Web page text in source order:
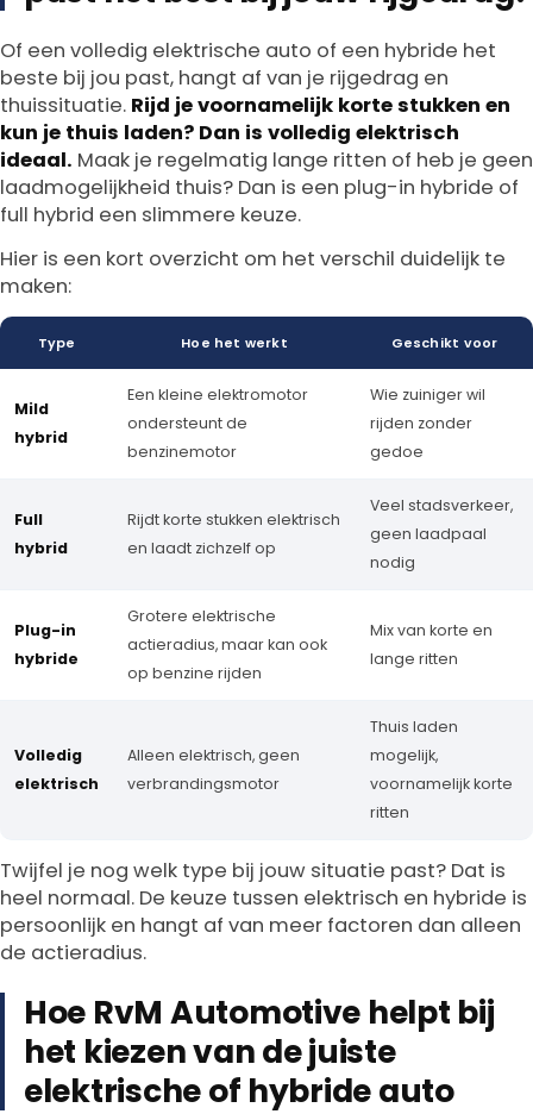
Of een volledig elektrische auto of een hybride het
beste bij jou past, hangt af van je rijgedrag en
thuissituatie. Rijd je voornamelijk korte stukken en
kun je thuis laden? Dan is volledig elektrisch
ideaal. Maak je regelmatig lange ritten of heb je geen
laadmogelijkheid thuis? Dan is een plug-in hybride of
full hybrid een slimmere keuze.
Hier is een kort overzicht om het verschil duidelijk te
maken:
Type Hoe het werkt Geschikt voor
Mild
hybrid
Een kleine elektromotor
ondersteunt de
benzinemotor
Wie zuiniger wil
rijden zonder
gedoe
Full
hybrid
Rijdt korte stukken elektrisch
en laadt zichzelf op
Veel stadsverkeer,
geen laadpaal
nodig
Plug-in
hybride
Grotere elektrische
actieradius, maar kan ook
op benzine rijden
Mix van korte en
lange ritten
Volledig
elektrisch
Alleen elektrisch, geen
verbrandingsmotor
Thuis laden
mogelijk,
voornamelijk korte
ritten
Twijfel je nog welk type bij jouw situatie past? Dat is
heel normaal. De keuze tussen elektrisch en hybride is
persoonlijk en hangt af van meer factoren dan alleen
de actieradius.
Hoe RvM Automotive helpt bij
het kiezen van de juiste
elektrische of hybride auto